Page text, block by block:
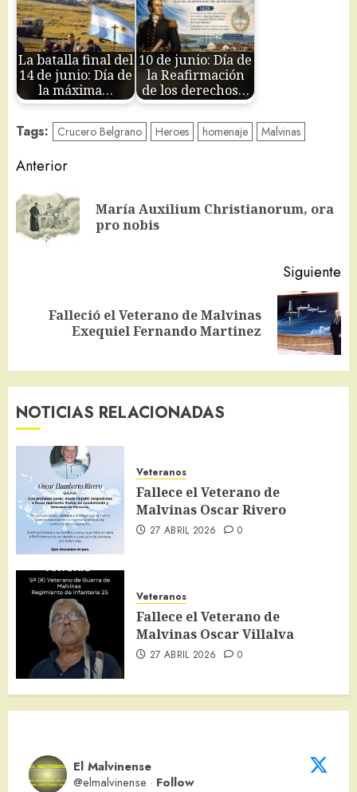
La batalla final del
14 de junio: Día de
la máxima…
10 de junio: Día de
la Reafirmación
de los derechos…
Tags: Crucero Belgrano Heroes homenaje Malvinas
Navegación
de
entradas
Anterior
María Auxilium Christianorum, ora
pro nobis
Siguiente
Siguiente
entrada:
Falleció el Veterano de Malvinas
Exequiel Fernando Martinez
NOTICIAS RELACIONADAS
Veteranos
Fallece el Veterano de
Malvinas Oscar Rivero
27 ABRIL 2026 0
Veteranos
Fallece el Veterano de
Malvinas Oscar Villalva
27 ABRIL 2026 0
El Malvinense
@elmalvinense · Follow